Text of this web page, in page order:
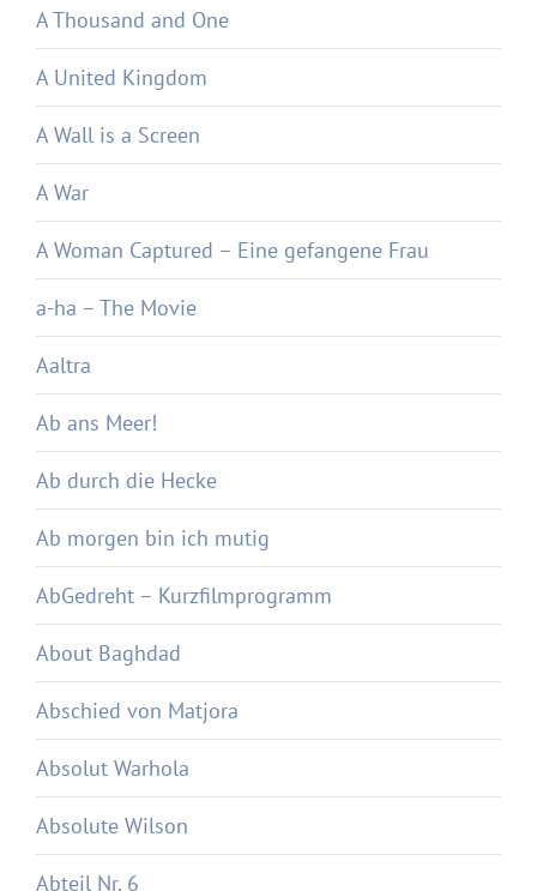
A Thousand and One
A United Kingdom
A Wall is a Screen
A War
A Woman Captured – Eine gefangene Frau
a-ha – The Movie
Aaltra
Ab ans Meer!
Ab durch die Hecke
Ab morgen bin ich mutig
AbGedreht – Kurzfilmprogramm
About Baghdad
Abschied von Matjora
Absolut Warhola
Absolute Wilson
Abteil Nr. 6